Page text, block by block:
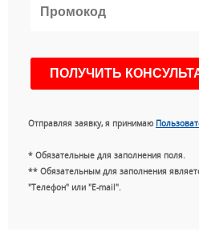
Отправляя заявку, я принимаю
* Обязательные для заполнения поля.
** Обязательным для заполнения
"Телефон" или "E-mail".